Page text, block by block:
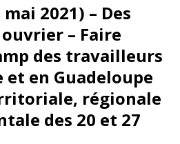
mai 2021) – Des
– Faire
des travailleurs
en Guadeloupe
régionale
des 20 et 27